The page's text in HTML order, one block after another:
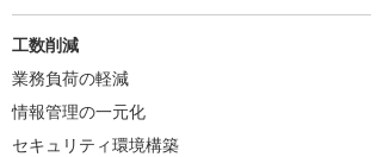
工数削減
業務負荷の軽減
情報管理の一元化
セキュリティ環境構築